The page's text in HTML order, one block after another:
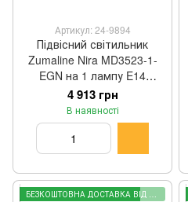
Артикул: 24-9894
Підвісний світильник
Zumaline Nira MD3523-1-
EGN на 1 лампу E14
золотий 16 × 150 см
4 913 грн
В наявності
БЕЗКОШТОВНА ДОСТАВКА ВІД 2000 ГРН